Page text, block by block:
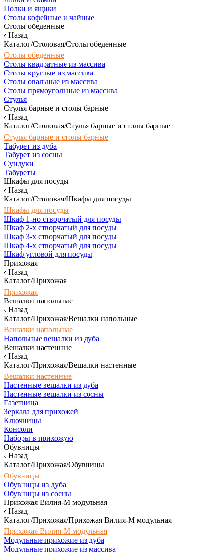
Полки и ящики
Столы кофейные и чайные
Столы обеденные
Назад
Каталог/Столовая/Столы обеденные
Столы обеденные
Столы квадратные из массива
Столы круглые из массива
Столы овальные из массива
Столы прямоугольные из массива
Стулья
Стулья барные и столы барные
Назад
Каталог/Столовая/Стулья барные и столы барные
Стулья барные и столы барные
Табурет из дуба
Табурет из сосны
Сундуки
Табуреты
Шкафы для посуды
Назад
Каталог/Столовая/Шкафы для посуды
Шкафы для посуды
Шкаф 1-но створчатый для посуды
Шкаф 2-х створчатый для посуды
Шкаф 3-х створчатый для посуды
Шкаф 4-х створчатый для посуды
Шкаф угловой для посуды
Прихожая
Назад
Каталог/Прихожая
Прихожая
Вешалки напольные
Назад
Каталог/Прихожая/Вешалки напольные
Вешалки напольные
Напольные вешалки из дуба
Вешалки настенные
Назад
Каталог/Прихожая/Вешалки настенные
Вешалки настенные
Настенные вешалки из дуба
Настенные вешалки из сосны
Газетница
Зеркала для прихожей
Ключницы
Консоли
Наборы в прихожую
Обувницы
Назад
Каталог/Прихожая/Обувницы
Обувницы
Обувницы из дуба
Обувницы из сосны
Прихожая Вилия-М модульная
Назад
Каталог/Прихожая/Прихожая Вилия-М модульная
Прихожая Вилия-М модульная
Модульные прихожие из дуба
Модульные прихожие из массива